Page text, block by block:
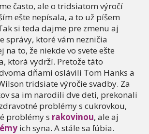
často, ale o tridsiatom výročí
ešte nepísala, a to už píšem
si teda dajme pre zmenu aj
správy, ktoré vám nezničia
na to, že niekde vo svete ešte
ktorá vydrží. Pretože táto
dňami oslávili Tom Hanks a
tridsiate výročie svadby. Za
sa im narodili dve deti, prekonali
problémy s cukrovkou,
problémy s rakovinou, ale aj
ich syna. A stále sa ľúbia.